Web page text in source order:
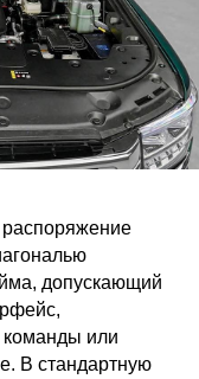
допускающий
команды или
В стандартную